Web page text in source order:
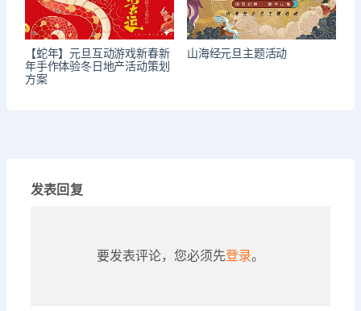
【蛇年】元旦互动游戏新春新
年手作体验冬日地产活动策划
方案
山海经元旦主题活动
发表回复
要发表评论，您必须先登录。